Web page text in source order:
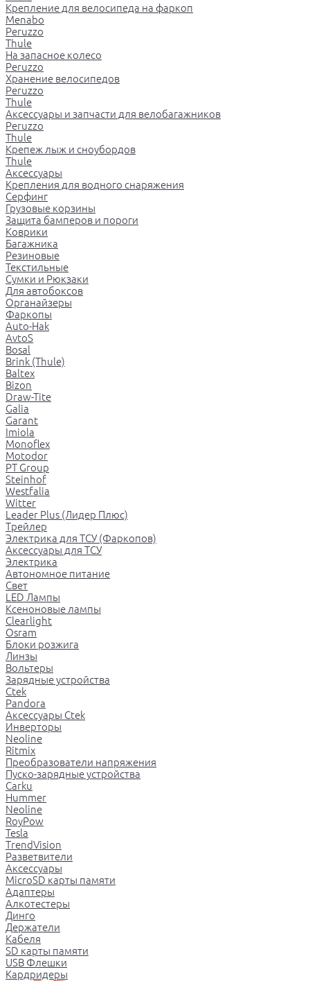
Крепление для велосипеда на фаркоп
Menabo
Peruzzo
Thule
На запасное колесо
Peruzzo
Хранение велосипедов
Peruzzo
Thule
Аксессуары и запчасти для велобагажников
Peruzzo
Thule
Крепеж лыж и сноубордов
Thule
Аксессуары
Крепления для водного снаряжения
Серфинг
Грузовые корзины
Защита бамперов и пороги
Коврики
Багажника
Резиновые
Текстильные
Сумки и Рюкзаки
Для автобоксов
Органайзеры
Фаркопы
Auto-Hak
AvtoS
Bosal
Brink (Thule)
Baltex
Bizon
Draw-Tite
Galia
Garant
Imiola
Monoflex
Motodor
PT Group
Steinhof
Westfalia
Witter
Leader Plus (Лидер Плюс)
Трейлер
Электрика для ТСУ (Фаркопов)
Аксессуары для ТСУ
Электрика
Автономное питание
Свет
LED Лампы
Ксеноновые лампы
Clearlight
Osram
Блоки розжига
Линзы
Вольтеры
Зарядные устройства
Ctek
Pandora
Аксессуары Ctek
Инверторы
Neoline
Ritmix
Преобразователи напряжения
Пуско-зарядные устройства
Carku
Hummer
Neoline
RoyPow
Tesla
TrendVision
Разветвители
Аксессуары
MicroSD карты памяти
Адаптеры
Алкотестеры
Динго
Держатели
Кабеля
SD карты памяти
USB Флешки
Кардридеры